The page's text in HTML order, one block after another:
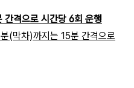
간격으로 시간당 6회 운행
(막차)까지는 15분 간격으로